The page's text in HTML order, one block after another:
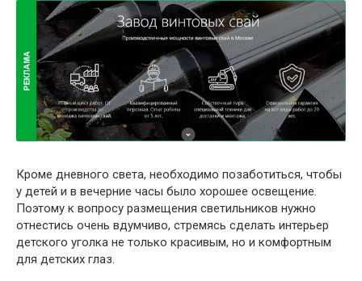
Кроме дневного света, необходимо позаботиться, чтобы
у детей и в вечерние часы было хорошее освещение.
Поэтому к вопросу размещения светильников нужно
отнестись очень вдумчиво, стремясь сделать интерьер
детского уголка не только красивым, но и комфортным
для детских глаз.